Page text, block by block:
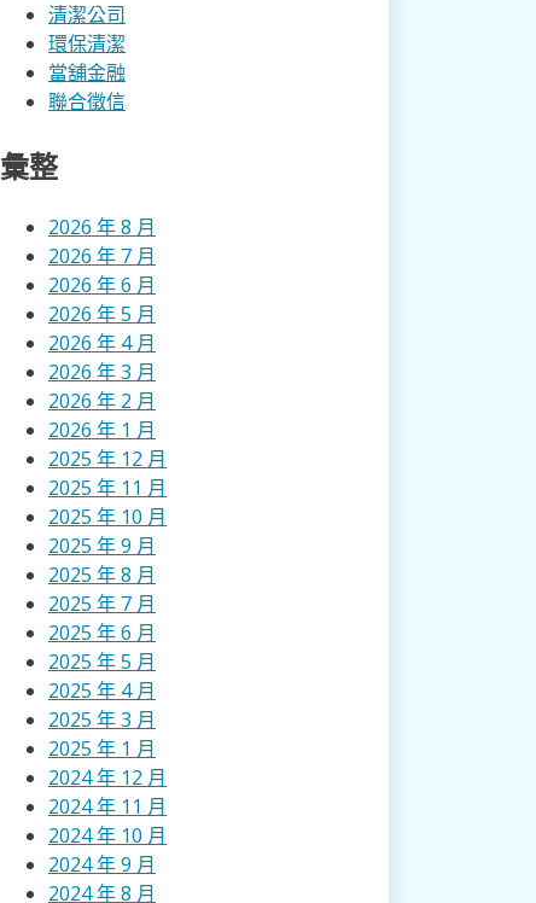
清潔公司
環保清潔
當舖金融
聯合徵信
彙整
2026 年 8 月
2026 年 7 月
2026 年 6 月
2026 年 5 月
2026 年 4 月
2026 年 3 月
2026 年 2 月
2026 年 1 月
2025 年 12 月
2025 年 11 月
2025 年 10 月
2025 年 9 月
2025 年 8 月
2025 年 7 月
2025 年 6 月
2025 年 5 月
2025 年 4 月
2025 年 3 月
2025 年 1 月
2024 年 12 月
2024 年 11 月
2024 年 10 月
2024 年 9 月
2024 年 8 月